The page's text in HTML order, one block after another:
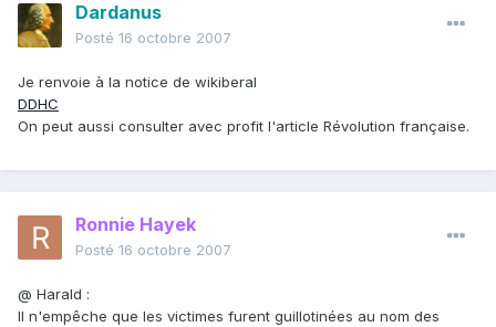
Dardanus
Posté 16 octobre 2007
Je renvoie à la notice de wikiberal
DDHC
On peut aussi consulter avec profit l'article Révolution française.
Ronnie Hayek
Posté 16 octobre 2007
@ Harald :
Il n'empêche que les victimes furent guillotinées au nom des